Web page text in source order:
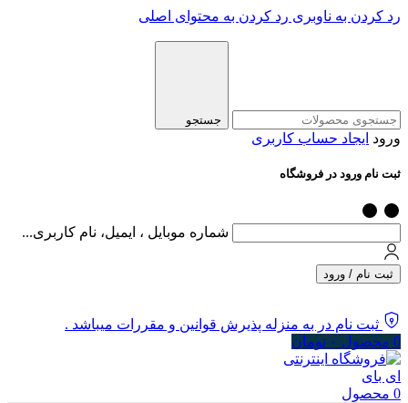
رد کردن به ناوبری رد کردن به محتوای اصلی
جستجو
ورود ایجاد حساب کاربری
ثبت نام ورود در فروشگاه
شماره موبایل ، ایمیل، نام کاربری...
ثبت نام / ورود
ثبت نام در به منزله پذیرش قوانین و مقررات میباشد .
0 محصول ۰ تومان
0 محصول